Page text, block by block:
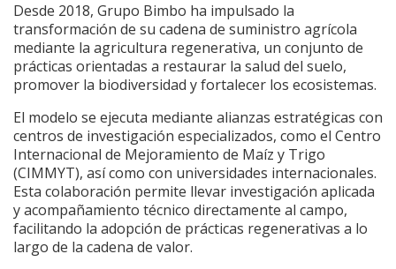
Desde 2018, Grupo Bimbo ha impulsado la
transformación de su cadena de suministro agrícola
mediante la agricultura regenerativa, un conjunto de
prácticas orientadas a restaurar la salud del suelo,
promover la biodiversidad y fortalecer los ecosistemas.
El modelo se ejecuta mediante alianzas estratégicas con
centros de investigación especializados, como el Centro
Internacional de Mejoramiento de Maíz y Trigo
(CIMMYT), así como con universidades internacionales.
Esta colaboración permite llevar investigación aplicada
y acompañamiento técnico directamente al campo,
facilitando la adopción de prácticas regenerativas a lo
largo de la cadena de valor.